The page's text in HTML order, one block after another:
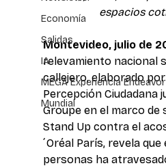
Economía
Salidas
IA
MEGA Experiencia Endeavor
Mundial
espacios
Montevideo, julio de
relevamiento nacional
callejero, elaborado
Percepción Ciudadana
Groupe en el marco de
Stand Up contra el
´Oréal París, revela que
personas ha